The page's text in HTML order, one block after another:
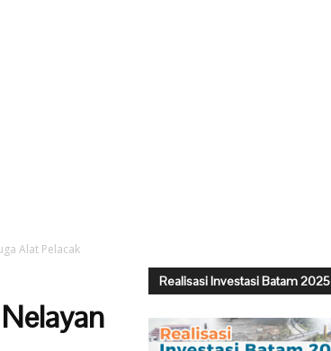
Alat Pelacak
Realisasi Investasi Batam 2025